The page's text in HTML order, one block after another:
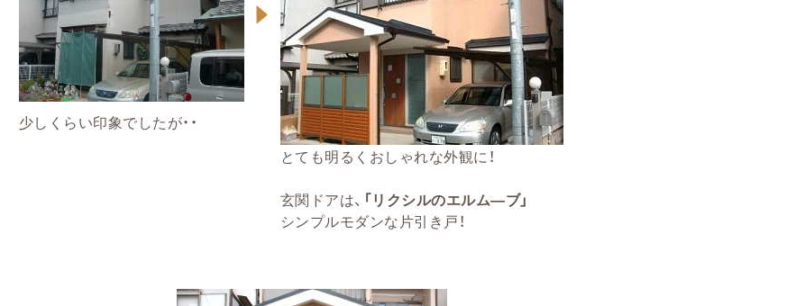
少しくらい印象でしたが・・
とても明るくおしゃれな外観に！
玄関ドアは、 「リクシルのエルム―ブ」
シンプルモダンな片引き戸！